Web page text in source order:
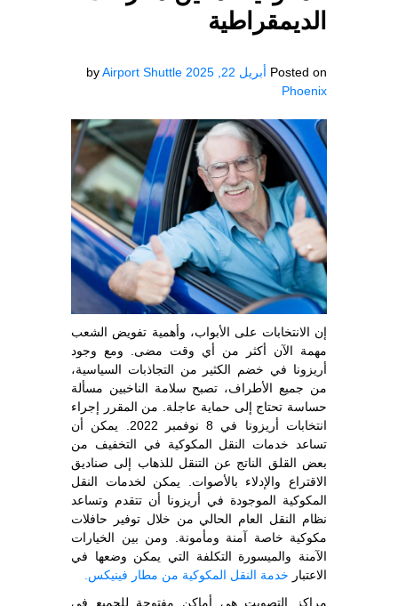
الديمقراطية
Posted on أبريل 22, 2025 byAirport Shuttle
Phoenix
إن الانتخابات على الأبواب، وأهمية تفويض الشعب
مهمة الآن أكثر من أي وقت مضى. ومع وجود
أريزونا في خضم الكثير من التجاذبات السياسية،
من جميع الأطراف، تصبح سلامة الناخبين مسألة
حساسة تحتاج إلى حماية عاجلة. من المقرر إجراء
انتخابات أريزونا في 8 نوفمبر 2022. يمكن أن
تساعد خدمات النقل المكوكية في التخفيف من
بعض القلق الناتج عن التنقل للذهاب إلى صناديق
الاقتراع والإدلاء بالأصوات. يمكن لخدمات النقل
المكوكية الموجودة في أريزونا أن تتقدم وتساعد
نظام النقل العام الحالي من خلال توفير حافلات
مكوكية خاصة آمنة ومأمونة. ومن بين الخيارات
الآمنة والميسورة التكلفة التي يمكن وضعها في
الاعتبار خدمة النقل المكوكية من مطار فينيكس.
مراكز التصويت هي أماكن مفتوحة للجميع في